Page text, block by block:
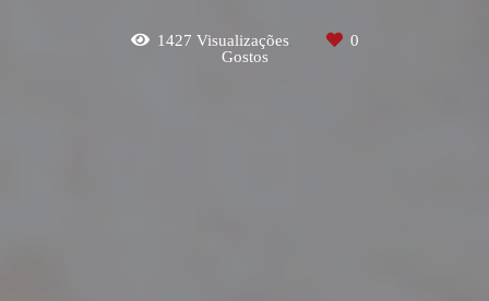
1427 Visualizações
0
Gostos